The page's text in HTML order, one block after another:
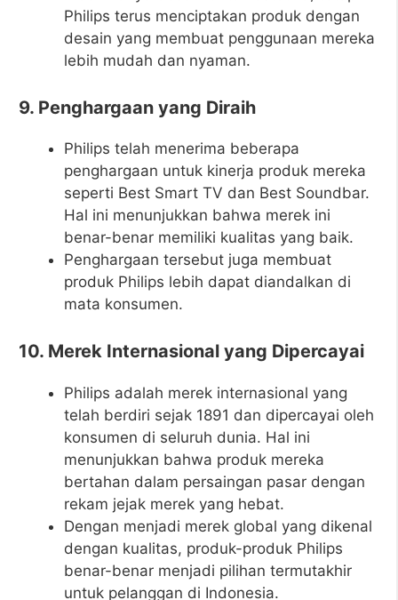
Philips terus menciptakan produk dengan
desain yang membuat penggunaan mereka
lebih mudah dan nyaman.
9. Penghargaan yang Diraih
Philips telah menerima beberapa
penghargaan untuk kinerja produk mereka
seperti Best Smart TV dan Best Soundbar.
Hal ini menunjukkan bahwa merek ini
benar-benar memiliki kualitas yang baik.
Penghargaan tersebut juga membuat
produk Philips lebih dapat diandalkan di
mata konsumen.
10. Merek Internasional yang Dipercayai
Philips adalah merek internasional yang
telah berdiri sejak 1891 dan dipercayai oleh
konsumen di seluruh dunia. Hal ini
menunjukkan bahwa produk mereka
bertahan dalam persaingan pasar dengan
rekam jejak merek yang hebat.
Dengan menjadi merek global yang dikenal
dengan kualitas, produk-produk Philips
benar-benar menjadi pilihan termutakhir
untuk pelanggan di Indonesia.